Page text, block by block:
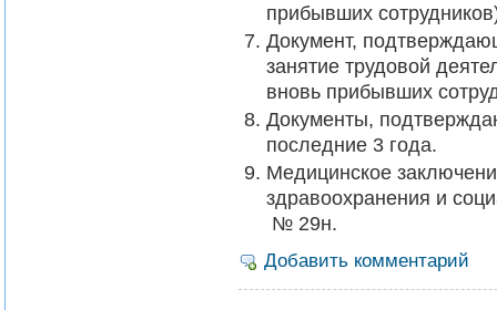
прибывших
Документ,
занятие трудовой
вновь прибывших
Документы,
последние 3 года.
Медицинское
здравоохранения и
№ 29н.
Добавить комментарий